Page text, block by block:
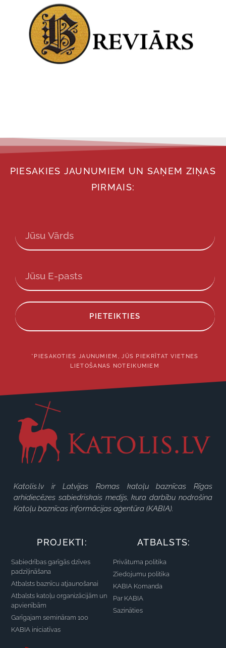
PIESAKIES JAUNUMIEM UN SAŅEM ZIŅAS
PIRMAIS:
PIETEIKTIES
*PIESAKOTIES JAUNUMIEM, JŪS PIEKRĪTAT VIETNES
LIETOŠANAS NOTEIKUMIEM
Katolis.lv ir Latvijas Romas katoļu baznīcas Rīgas
arhidiecēzes sabiedriskais medijs, kura darbību nodrošina
Katoļu baznīcas informācijas aģentūra (KABIA).
PROJEKTI:
Sabiedrības garīgās dzīves
padziļināšana
Atbalsts baznīcu atjaunošanai
Atbalsts katoļu organizācijām un
apvienībām
Garīgajam semināram 100
KABIA iniciatīvas
ATBALSTS:
Privātuma politika
Ziedojumu politika
KABIA Komanda
Par KABIA
Sazināties